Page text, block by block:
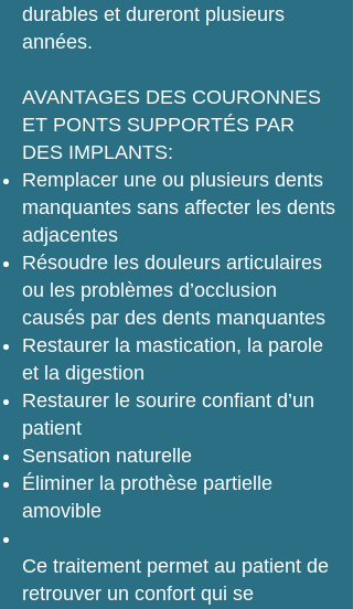
durables et dureront plusieurs
années.
AVANTAGES DES COURONNES
ET PONTS SUPPORTÉS PAR
DES IMPLANTS:
Remplacer une ou plusieurs dents
manquantes sans affecter les dents
adjacentes
Résoudre les douleurs articulaires
ou les problèmes d’occlusion
causés par des dents manquantes
Restaurer la mastication, la parole
et la digestion
Restaurer le sourire confiant d’un
patient
Sensation naturelle
Éliminer la prothèse partielle
amovible
Ce traitement permet au patient de
retrouver un confort qui se